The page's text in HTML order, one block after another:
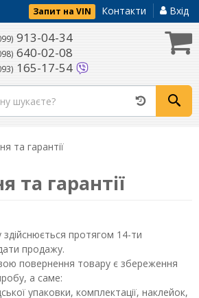
Запит на VIN Контакти Вхід
913-04-34
640-02-08
165-17-54
та гарантії
та гарантії
протягом 14-ти
продажу.
повернення товару є збереження
а саме:
упаковки, комплектації, наклейок,